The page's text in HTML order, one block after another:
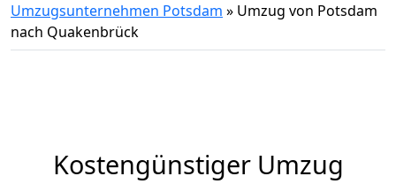
Umzugsunternehmen Potsdam » Umzug von Potsdam
nach Quakenbrück
Kostengünstiger Umzug